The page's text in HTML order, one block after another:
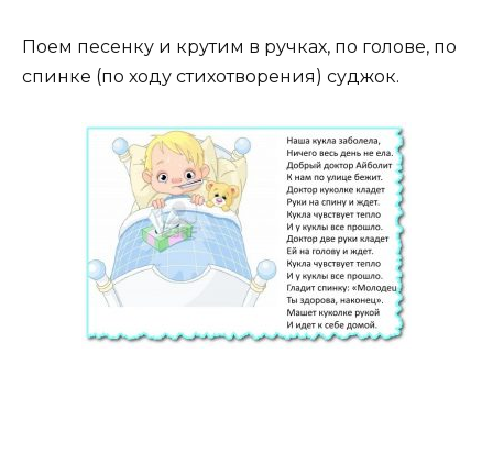
Поем песенку и крутим в ручках, по голове, по
спинке (по ходу стихотворения) суджок.